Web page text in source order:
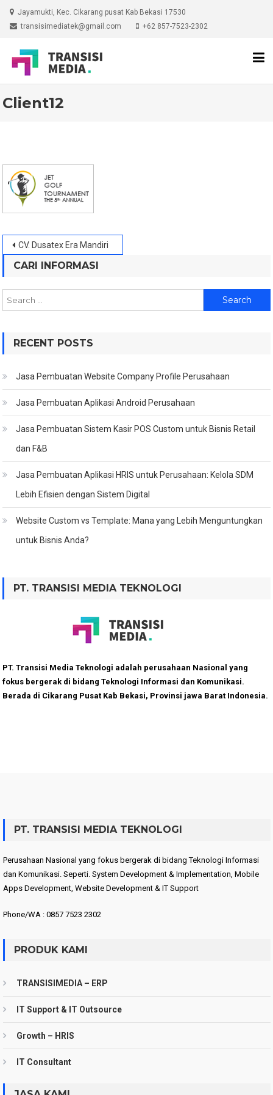
Skip
Jayamukti, Kec. Cikarang pusat Kab Bekasi 17530
transisimediatek@gmail.com
+62 857-7523-2302
Client12
Post
navigation
CV. Dusatex Era Mandiri
CARI INFORMASI
Search
for:
RECENT POSTS
Jasa Pembuatan Website Company Profile Perusahaan
Jasa Pembuatan Aplikasi Android Perusahaan
Jasa Pembuatan Sistem Kasir POS Custom untuk Bisnis Retail
dan F&B
Jasa Pembuatan Aplikasi HRIS untuk Perusahaan: Kelola SDM
Lebih Efisien dengan Sistem Digital
Website Custom vs Template: Mana yang Lebih Menguntungkan
untuk Bisnis Anda?
PT. TRANSISI MEDIA TEKNOLOGI
PT. Transisi Media Teknologi adalah perusahaan Nasional yang
fokus bergerak di bidang Teknologi Informasi dan Komunikasi.
Berada di Cikarang Pusat Kab Bekasi, Provinsi jawa Barat Indonesia.
PT. TRANSISI MEDIA TEKNOLOGI
Perusahaan Nasional yang fokus bergerak di bidang Teknologi Informasi
dan Komunikasi. Seperti. System Development & Implementation, Mobile
Apps Development, Website Development & IT Support
Phone/WA : 0857 7523 2302
PRODUK KAMI
TRANSISIMEDIA – ERP
IT Support & IT Outsource
Growth – HRIS
IT Consultant